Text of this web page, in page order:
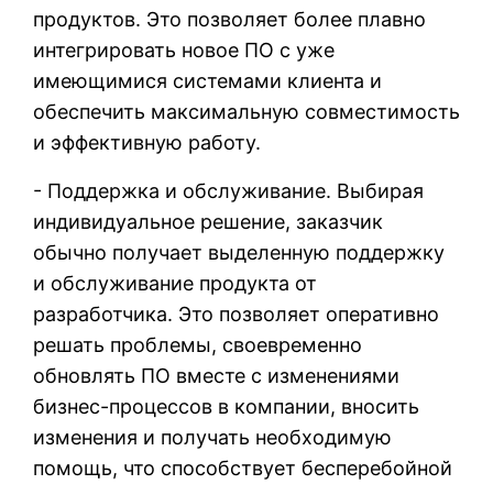
продуктов. Это позволяет более плавно
интегрировать новое ПО с уже
имеющимися системами клиента и
обеспечить максимальную совместимость
и эффективную работу.
- Поддержка и обслуживание. Выбирая
индивидуальное решение, заказчик
обычно получает выделенную поддержку
и обслуживание продукта от
разработчика. Это позволяет оперативно
решать проблемы, своевременно
обновлять ПО вместе с изменениями
бизнес-процессов в компании, вносить
изменения и получать необходимую
помощь, что способствует бесперебойной